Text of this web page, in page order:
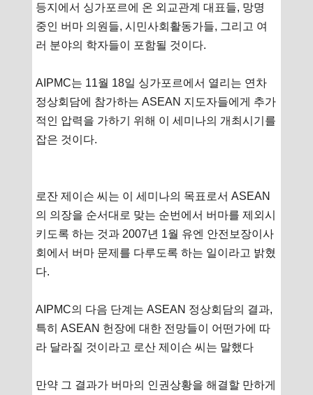
등지에서 싱가포르에 온 외교관계 대표들, 망명
중인 버마 의원들, 시민사회활동가들, 그리고 여
러 분야의 학자들이 포함될 것이다.
AIPMC는 11월 18일 싱가포르에서 열리는 연차
정상회담에 참가하는 ASEAN 지도자들에게 추가
적인 압력을 가하기 위해 이 세미나의 개최시기를
잡은 것이다.
로잔 제이슨 씨는 이 세미나의 목표로서 ASEAN
의 의장을 순서대로 맞는 순번에서 버마를 제외시
키도록 하는 것과 2007년 1월 유엔 안전보장이사
회에서 버마 문제를 다루도록 하는 일이라고 밝혔
다.
AIPMC의 다음 단계는 ASEAN 정상회담의 결과,
특히 ASEAN 헌장에 대한 전망들이 어떤가에 따
라 달라질 것이라고 로산 제이슨 씨는 말했다
만약 그 결과가 버마의 인권상황을 해결할 만하게